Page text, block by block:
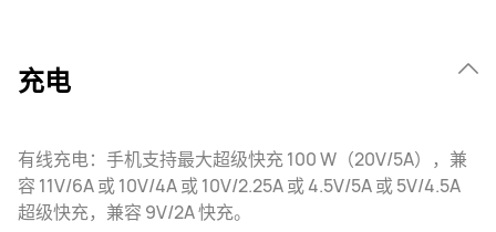
充电
有线充电：手机支持最大超级快充 100 W（20V/5A），兼
容 11V/6A 或 10V/4A 或 10V/2.25A 或 4.5V/5A 或 5V/4.5A
超级快充，兼容 9V/2A 快充。